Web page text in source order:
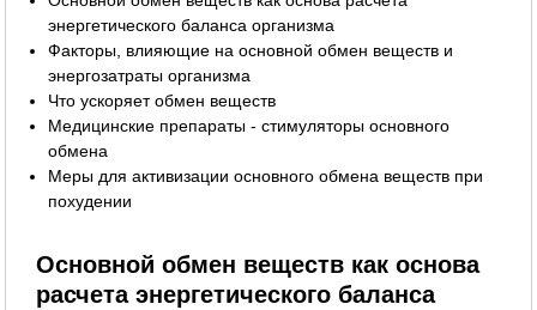
энергетического баланса организма
Факторы, влияющие на основной обмен веществ и
энергозатраты организма
Что ускоряет обмен веществ
Медицинские препараты - стимуляторы основного
обмена
Меры для активизации основного обмена веществ при
похудении
Основной обмен веществ как основа
расчета энергетического баланса